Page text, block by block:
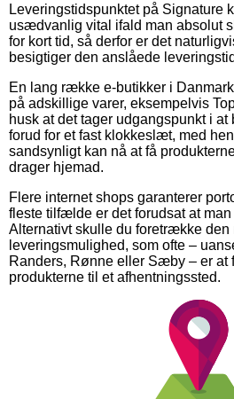
Leveringstidspunktet på Signature
usædvanlig vital ifald man absolut
for kort tid, så derfor er det
besigtiger den anslåede
En lang række e-butikker i
på adskillige varer, eksempelvis
husk at det tager udgangspunkt i
forud for et fast klokkeslæt, med
sandsynligt kan nå at få
drager hjemad.
Flere internet shops garanterer
fleste tilfælde er det forudsat at
Alternativt skulle du foretrække den
leveringsmulighed, som ofte –
Randers, Rønne eller Sæby – er at
produkterne til et afhentningssted.